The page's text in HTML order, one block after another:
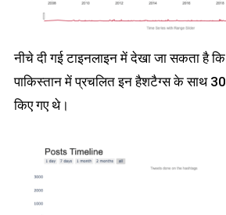
नीचे दी गई टाइनलाइन में देखा जा सकता है
पाकिस्तान में प्रचलित इन हैशटैग्स के साथ
किए गए थे।